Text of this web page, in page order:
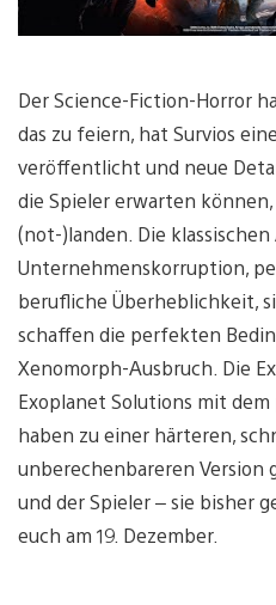
Der Science-Fiction-Horror
das zu feiern, hat Survios
veröffentlicht und neue
die Spieler erwarten
(not-)landen. Die
Unternehmenskorruption,
berufliche Überheblichkeit,
schaffen die perfekten
Xenomorph-Ausbruch. Die
Exoplanet Solutions mit
haben zu einer härteren,
unberechenbareren Version
und der Spieler – sie bisher
euch am 19. Dezember.